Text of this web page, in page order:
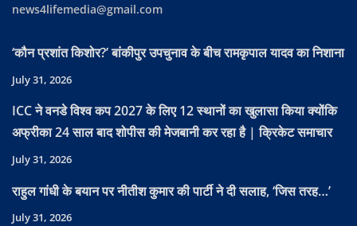
news4lifemedia@gmail.com
‘कौन प्रशांत किशोर?’ बांकीपुर उपचुनाव के बीच रामकृपाल यादव का निशाना
July 31, 2026
ICC ने वनडे विश्व कप 2027 के लिए 12 स्थानों का खुलासा किया क्योंकि
अफ्रीका 24 साल बाद शोपीस की मेजबानी कर रहा है | क्रिकेट समाचार
July 31, 2026
राहुल गांधी के बयान पर नीतीश कुमार की पार्टी ने दी सलाह, ‘जिस तरह…’
July 31, 2026